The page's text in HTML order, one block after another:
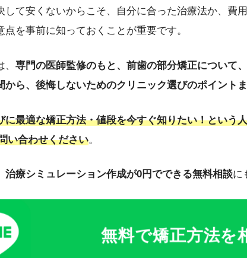
し、理事長としてオンライン・オフライン両方で総合的な予防
www.oita-u.ac.jp/
して安くないからこそ、自分に合った治療法か、費
点を事前に知っておくことが重要です。
専門の医師監修のもと、前歯の部分矯正について
から、後悔しないためのクリニック選びのポイント
に最適な矯正方法・値段を今すぐ知りたい！という
い合わせください。
治療シミュレーション作成が0円でできる無料相談に
無料で矯正方法を